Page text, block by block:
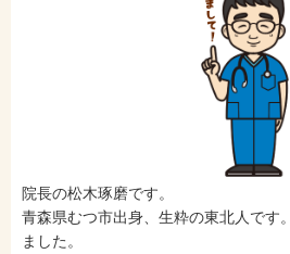
院長の松木琢磨です。
青森県むつ市出身、生粋の東北人です
ました。